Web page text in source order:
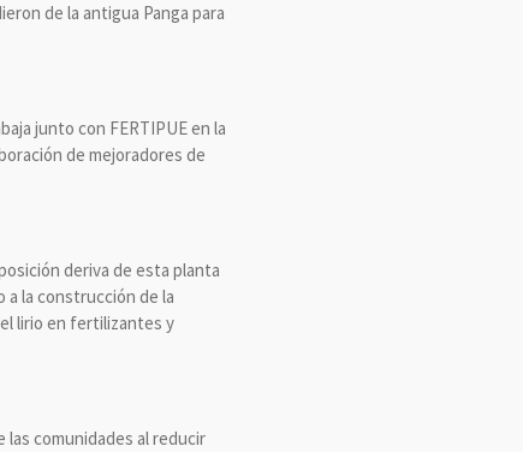
de la antigua Panga para
junto con FERTIPUE en la
de mejoradores de
deriva de esta planta
a la construcción de la
lirio en fertilizantes y
comunidades al reducir